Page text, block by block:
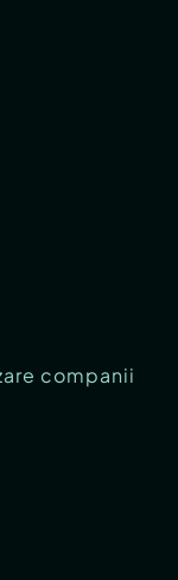
companii